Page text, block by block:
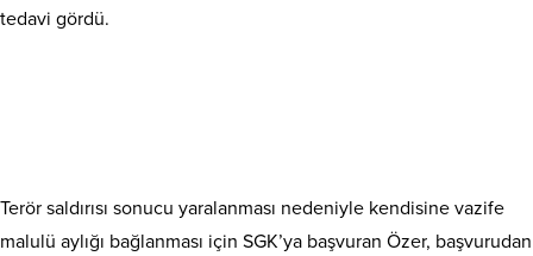
tedavi gördü.
Terör saldırısı sonucu yaralanması nedeniyle kendisine vazife
malulü aylığı bağlanması için SGK’ya başvuran Özer, başvurudan